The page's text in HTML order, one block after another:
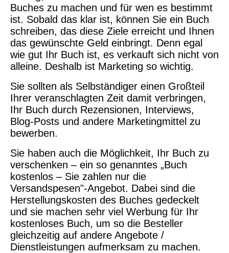
Buches zu machen und für wen es bestimmt
ist. Sobald das klar ist, können Sie ein Buch
schreiben, das diese Ziele erreicht und Ihnen
das gewünschte Geld einbringt. Denn egal
wie gut Ihr Buch ist, es verkauft sich nicht von
alleine. Deshalb ist Marketing so wichtig.
Sie sollten als Selbständiger einen Großteil
Ihrer veranschlagten Zeit damit verbringen,
Ihr Buch durch Rezensionen, Interviews,
Blog-Posts und andere Marketingmittel zu
bewerben.
Sie haben auch die Möglichkeit, Ihr Buch zu
verschenken – ein so genanntes „Buch
kostenlos – Sie zahlen nur die
Versandspesen"-Angebot. Dabei sind die
Herstellungskosten des Buches gedeckelt
und sie machen sehr viel Werbung für Ihr
kostenloses Buch, um so die Besteller
gleichzeitig auf andere Angebote /
Dienstleistungen aufmerksam zu machen.